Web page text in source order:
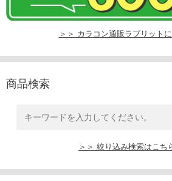
＞＞ カラコン通販ラブリット
商品検索
＞＞ 絞り込み検索はこち